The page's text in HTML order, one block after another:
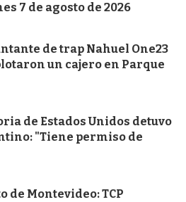
7 de agosto de 2026
de trap Nahuel One23
un cajero en Parque
de Estados Unidos detuvo
"Tiene permiso de
de Montevideo: TCP